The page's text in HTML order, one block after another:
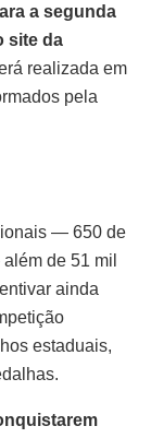
a segunda
site da
realizada em
pela
— 650 de
de 51 mil
ainda
estaduais,